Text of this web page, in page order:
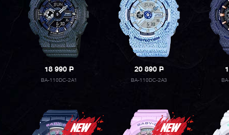
18 990P
BA-110DC-2A1
20 890P
BA-110DC-2A3